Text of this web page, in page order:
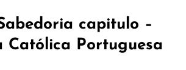
capitulo –
Católica Portuguesa